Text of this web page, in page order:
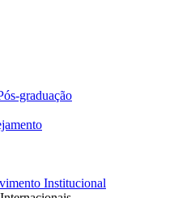
graduação
Institucional